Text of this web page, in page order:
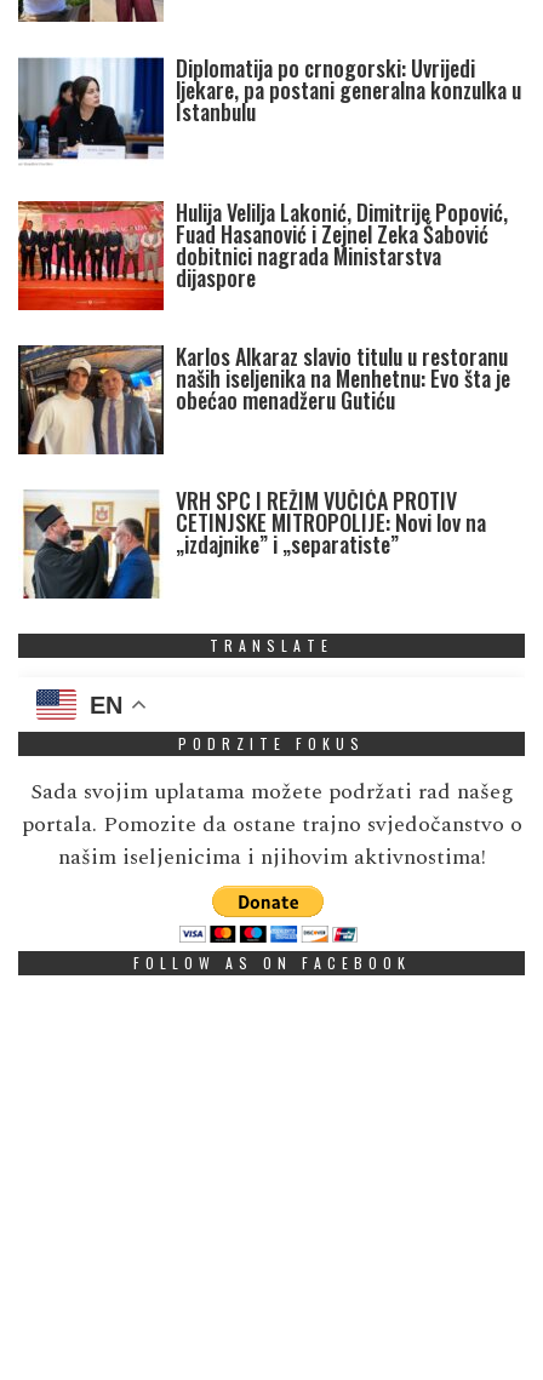
Diplomatija po crnogorski: Uvrijedi
ljekare, pa postani generalna konzulka u
Istanbulu
Hulija Velilja Lakonić, Dimitrije Popović,
Fuad Hasanović i Zejnel Zeka Šabović
dobitnici nagrada Ministarstva
dijaspore
Karlos Alkaraz slavio titulu u restoranu
naših iseljenika na Menhetnu: Evo šta je
obećao menadžeru Gutiću
VRH SPC I REŽIM VUČIĆA PROTIV
CETINJSKE MITROPOLIJE: Novi lov na
„izdajnike” i „separatiste”
TRANSLATE
EN
PODRZITE FOKUS
Sada svojim uplatama možete podržati rad našeg
portala. Pomozite da ostane trajno svjedočanstvo o
našim iseljenicima i njihovim aktivnostima!
FOLLOW AS ON FACEBOOK